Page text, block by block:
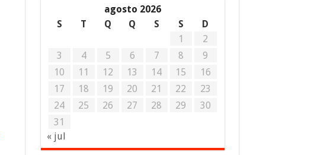
agosto 2026
S
T Q Q S S
D
1
2
3
4 5 6 7 8
9
10
11 12 13 14 15
16
17
18 19 20 21 22
23
24
25 26 27 28 29
30
31
« jul